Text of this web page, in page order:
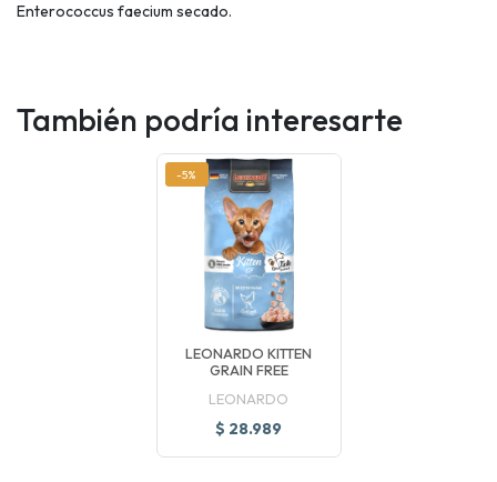
Enterococcus faecium secado.
También podría interesarte
-5%
LEONARDO KITTEN
GRAIN FREE
LEONARDO
$ 28.989